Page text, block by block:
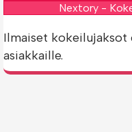
Nextory -
Ilmaiset kokeilujaksot
asiakkaille.